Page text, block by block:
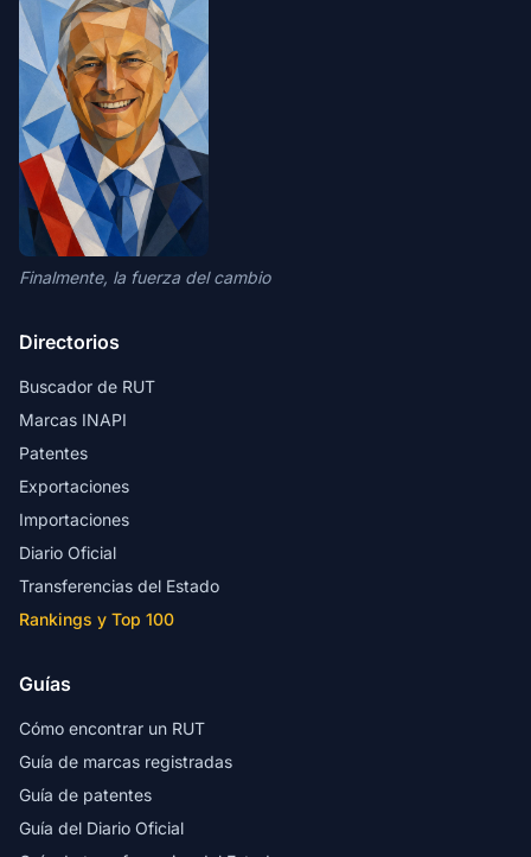
Finalmente, la fuerza del cambio
Directorios
Buscador de RUT
Marcas INAPI
Patentes
Exportaciones
Importaciones
Diario Oficial
Transferencias del Estado
Rankings y Top 100
Guías
Cómo encontrar un RUT
Guía de marcas registradas
Guía de patentes
Guía del Diario Oficial